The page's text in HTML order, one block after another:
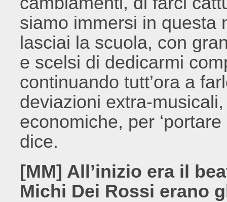
siamo immersi in questa
lasciai la scuola, con
e scelsi di dedicarmi
continuando tutt’ora a
deviazioni extra-
economiche, per
dice.
[MM] All’inizio era il
Michi Dei Rossi erano